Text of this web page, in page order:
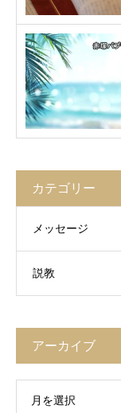
カテゴリー
メッセージ
説教
アーカイブ
月を選択